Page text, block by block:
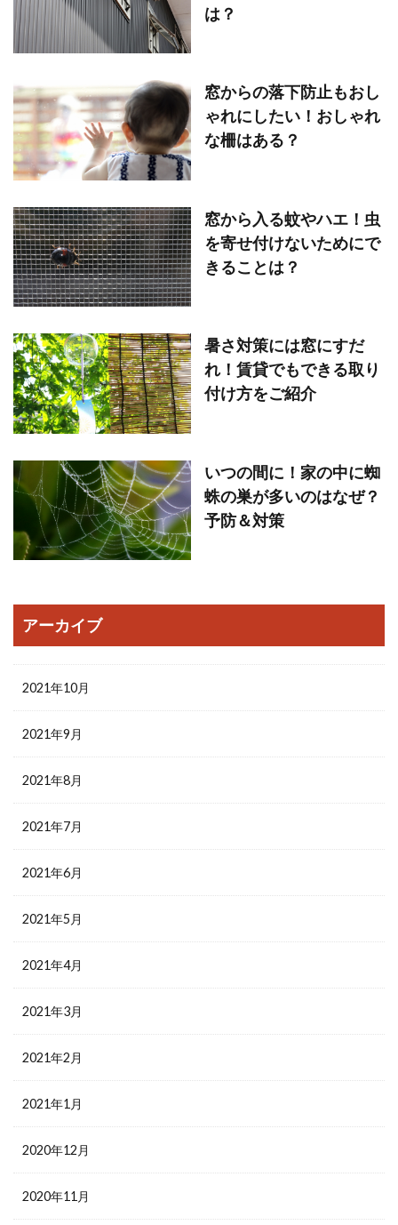
は？
窓からの落下防止もおし
ゃれにしたい！おしゃれ
な柵はある？
窓から入る蚊やハエ！虫
を寄せ付けないためにで
きることは？
暑さ対策には窓にすだ
れ！賃貸でもできる取り
付け方をご紹介
いつの間に！家の中に蜘
蛛の巣が多いのはなぜ？
予防＆対策
アーカイブ
2021年10月
2021年9月
2021年8月
2021年7月
2021年6月
2021年5月
2021年4月
2021年3月
2021年2月
2021年1月
2020年12月
2020年11月